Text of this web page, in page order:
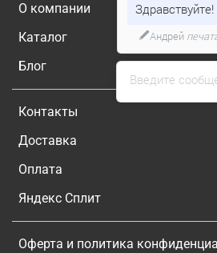
О компании
Каталог
Блог
Контакты
Доставка
Оплата
Яндекс Сплит
Оферта и политика
Введите
Здравствуйте!
Андрей